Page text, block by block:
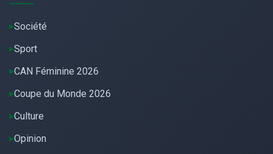
Société
Sport
CAN Féminine 2026
Coupe du Monde 2026
Culture
Opinion